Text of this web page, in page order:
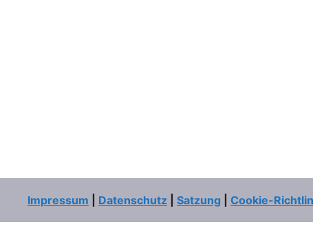
Impressum Datenschutz Satzung Cookie-